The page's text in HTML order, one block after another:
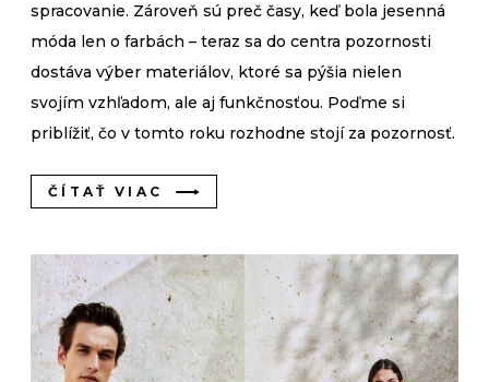
spracovanie. Zároveň sú preč časy, keď bola jesenná
móda len o farbách – teraz sa do centra pozornosti
dostáva výber materiálov, ktoré sa pýšia nielen
svojím vzhľadom, ale aj funkčnosťou. Poďme si
priblížiť, čo v tomto roku rozhodne stojí za pozornosť.
ČÍTAŤ VIAC